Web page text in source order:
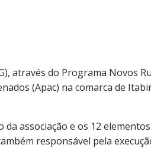
através do Programa Novos
(Apac) na comarca de
associação e os 12
responsável pela